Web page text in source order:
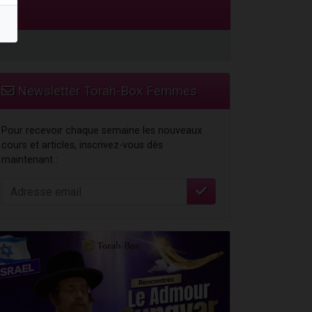
Newsletter Torah-Box Femmes
Pour recevoir chaque semaine les nouveaux
cours et articles, inscrivez-vous dès
maintenant :